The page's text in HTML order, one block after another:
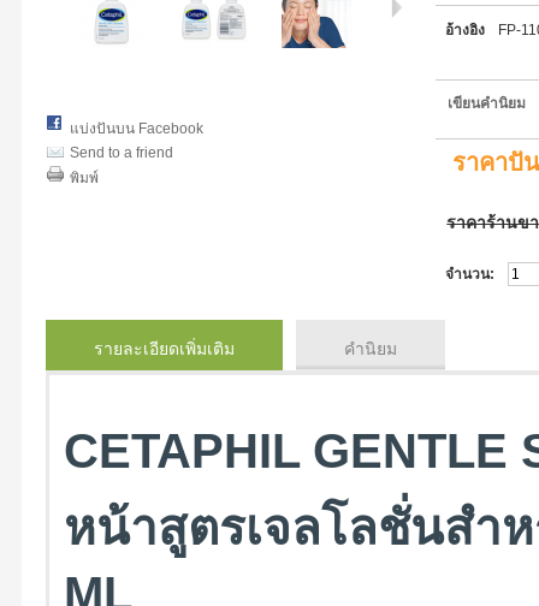
แบ่งปันบน Facebook
Send to a friend
พิมพ์
อ้างอิง FP-
เขียนคำนิยม
ราคาปั
ราคาร้านข
จำนวน:
รายละเอียดเพิ่มเติม คำนิยม
CETAPHIL GENTLE
หน้าสูตรเจลโลชั่นสำ
ML